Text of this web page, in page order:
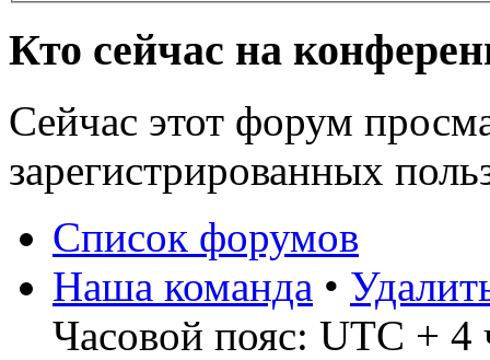
Кто сейчас на
Сейчас этот форум
зарегистрированных
Список форумов
Наша команда •
Часовой пояс: UTC + 4